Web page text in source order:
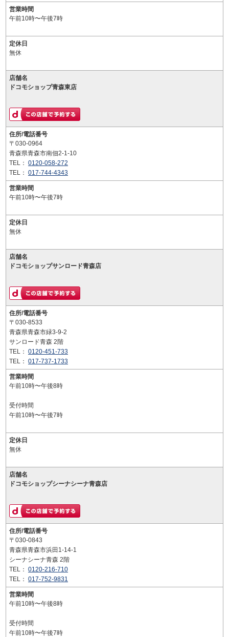
営業時間
午前10時〜午後7時
定休日
無休
店舗名
ドコモショップ青森東店
住所/電話番号
〒030-0964
青森県青森市南佃2-1-10
TEL： 0120-058-272
TEL： 017-744-4343
営業時間
午前10時〜午後7時
定休日
無休
店舗名
ドコモショップサンロード青森店
住所/電話番号
〒030-8533
青森県青森市緑3-9-2
サンロード青森 2階
TEL： 0120-451-733
TEL： 017-737-1733
営業時間
午前10時〜午後8時
受付時間
午前10時〜午後7時
定休日
無休
店舗名
ドコモショップシーナシーナ青森店
住所/電話番号
〒030-0843
青森県青森市浜田1-14-1
シーナシーナ青森 2階
TEL： 0120-216-710
TEL： 017-752-9831
営業時間
午前10時〜午後8時
受付時間
午前10時〜午後7時